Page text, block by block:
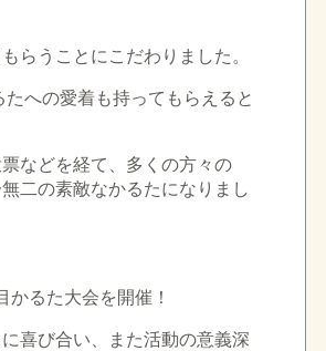
らうことにこだわりました。
への愛着も持ってもらえると
などを経て、多くの方々の
二の素敵なかるたになりまし
るた大会を開催！
喜び合い、また活動の意義深